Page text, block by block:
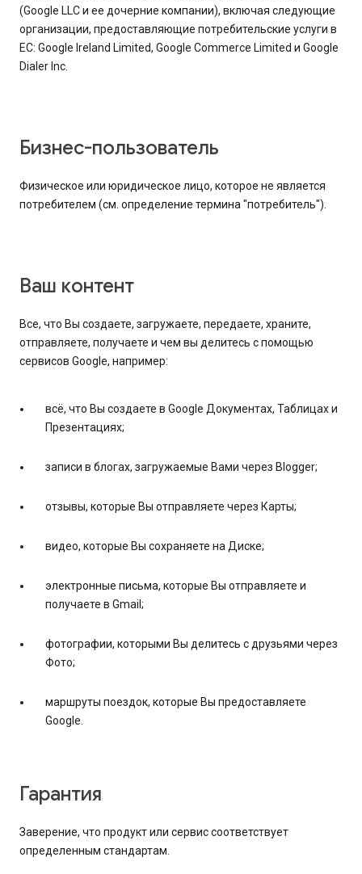
(Google LLC и ее дочерние компании), включая следующие
организации, предоставляющие потребительские услуги в
ЕС: Google Ireland Limited, Google Commerce Limited и Google
Dialer Inc.
Бизнес-пользователь
Физическое или юридическое лицо, которое не является
потребителем (см. определение термина "потребитель").
Ваш контент
Все, что Вы создаете, загружаете, передаете, храните,
отправляете, получаете и чем вы делитесь с помощью
сервисов Google, например:
всё, что Вы создаете в Google Документах, Таблицах и
Презентациях;
записи в блогах, загружаемые Вами через Blogger;
отзывы, которые Вы отправляете через Карты;
видео, которые Вы сохраняете на Диске;
электронные письма, которые Вы отправляете и
получаете в Gmail;
фотографии, которыми Вы делитесь с друзьями через
Фото;
маршруты поездок, которые Вы предоставляете
Google.
Гарантия
Заверение, что продукт или сервис соответствует
определенным стандартам.